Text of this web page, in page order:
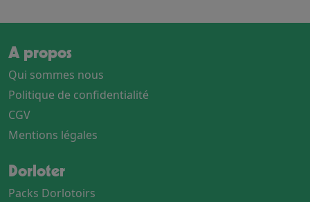
A propos
Qui sommes nous
Politique de confidentialité
CGV
Mentions légales
Dorloter
Packs Dorlotoirs